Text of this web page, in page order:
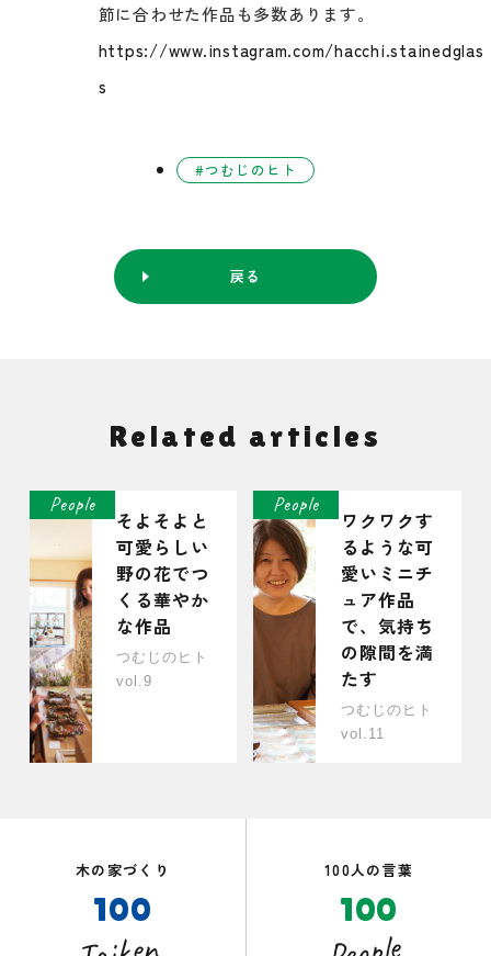
節に合わせた作品も多数あります。
https://www.instagram.com/hacchi.stainedglas
s
つむじのヒト
戻る
Related articles
People
そよそよと
可愛らしい
野の花でつ
くる華やか
な作品
つむじのヒト
vol.9
People
ワクワクす
るような可
愛いミニチ
ュア作品
で、気持ち
の隙間を満
たす
つむじのヒト
vol.11
木の家づくり
100
100人の言葉
100